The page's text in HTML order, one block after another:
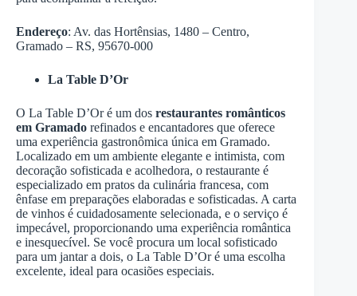
Endereço: Av. das Hortênsias, 1480 – Centro,
Gramado – RS, 95670-000
La Table D’Or
O La Table D’Or é um dos restaurantes românticos
em Gramado refinados e encantadores que oferece
uma experiência gastronômica única em Gramado.
Localizado em um ambiente elegante e intimista, com
decoração sofisticada e acolhedora, o restaurante é
especializado em pratos da culinária francesa, com
ênfase em preparações elaboradas e sofisticadas. A carta
de vinhos é cuidadosamente selecionada, e o serviço é
impecável, proporcionando uma experiência romântica
e inesquecível. Se você procura um local sofisticado
para um jantar a dois, o La Table D’Or é uma escolha
excelente, ideal para ocasiões especiais.